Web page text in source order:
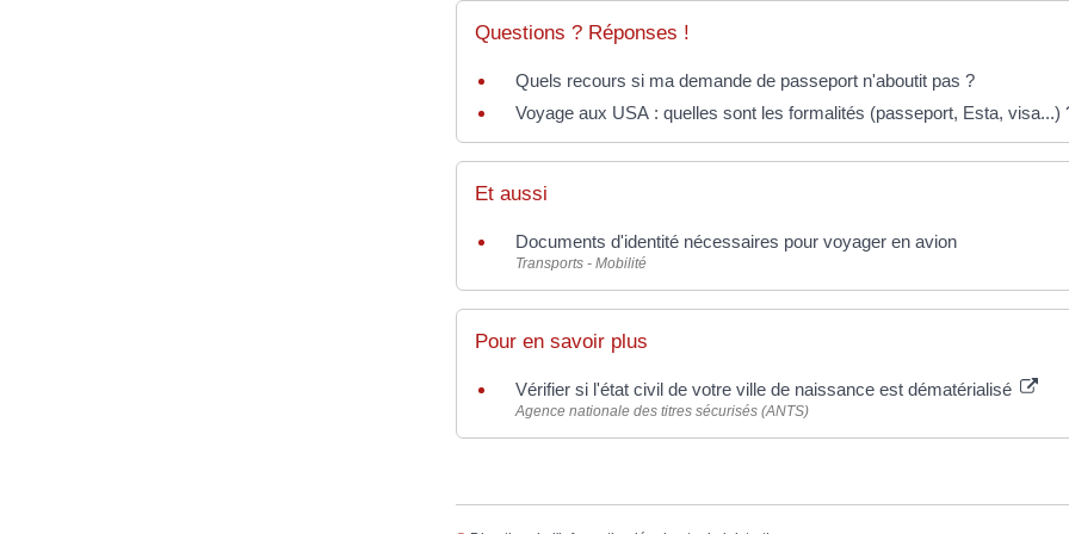
Questions ? Réponses !
Quels recours si ma demande de passeport n'aboutit pas ?
Voyage aux USA : quelles sont les formalités (passeport, Esta, visa...)
Et aussi
Documents d'identité nécessaires pour voyager en avion
Transports - Mobilité
Pour en savoir plus
Vérifier si l'état civil de votre ville de naissance est dématérialisé
Agence nationale des titres sécurisés (ANTS)